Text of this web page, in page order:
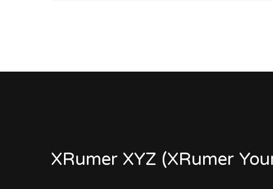
XRumer XYZ (XRumer